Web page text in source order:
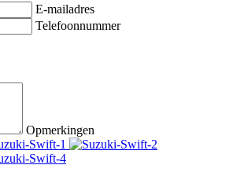
E-mailadres
Telefoonnummer
Opmerkingen